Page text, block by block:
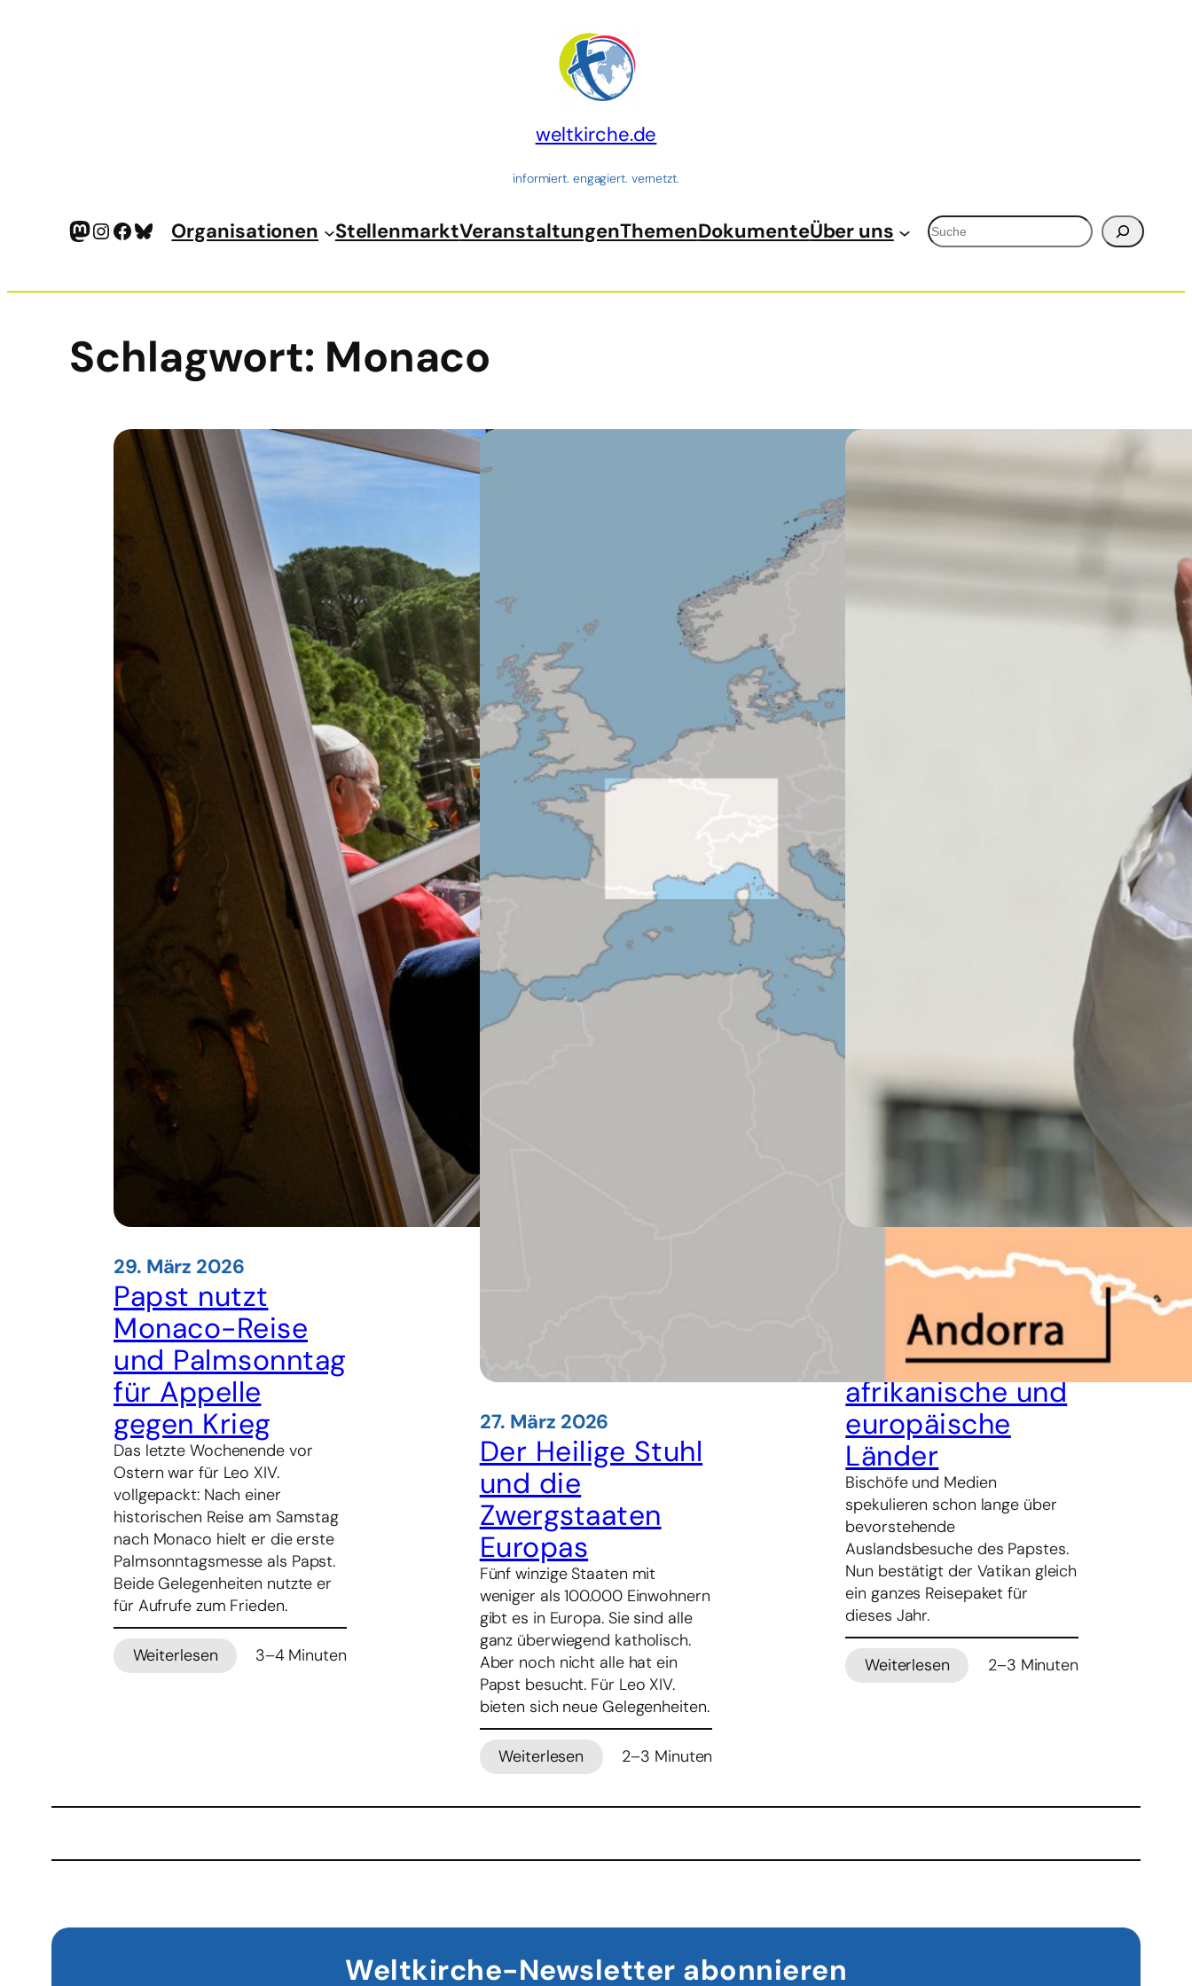
weltkirche.de
informiert. engagiert. vernetzt.
Mastodon
Instagram
Facebook
BlueskyOrganisationen StellenmarktVeranstaltungenThemenDokumenteÜber uns Suchen
Schlagwort: Monaco
29. März 2026
Papst nutzt
Monaco-Reise
und Palmsonntag
für Appelle
gegen Krieg
Das letzte Wochenende vor
Ostern war für Leo XIV.
vollgepackt: Nach einer
historischen Reise am Samstag
nach Monaco hielt er die erste
Palmsonntagsmesse als Papst.
Beide Gelegenheiten nutzte er
für Aufrufe zum Frieden.
Weiterlesen
:
gegen
3–4 Minuten
27. März 2026
Der Heilige Stuhl
und die
Zwergstaaten
Europas
Fünf winzige Staaten mit
weniger als 100.000 Einwohnern
gibt es in Europa. Sie sind alle
ganz überwiegend katholisch.
Aber noch nicht alle hat ein
Papst besucht. Für Leo XIV.
bieten sich neue Gelegenheiten.
Weiterlesen
:
Heilige
und
2–3 Minuten
25. Februar 2026
bereist 2026
mehrere
afrikanische und
europäische
Länder
Bischöfe und Medien
spekulieren schon lange über
bevorstehende
Auslandsbesuche des Papstes.
Nun bestätigt der Vatikan gleich
ein ganzes Reisepaket für
dieses Jahr.
Weiterlesen
:
mehrere
2–3 Minuten
Weltkirche-Newsletter abonnieren